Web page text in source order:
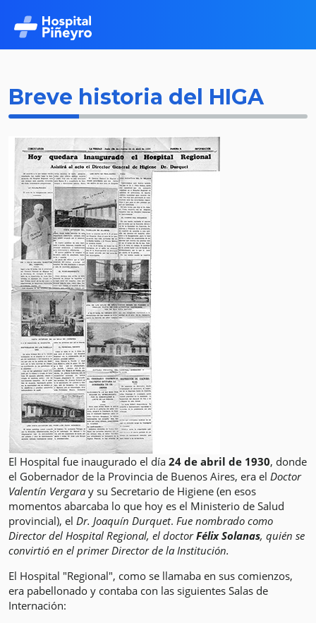
Breve historia del HIGA
El Hospital fue inaugurado el dí­a 24 de abril de 1930, donde
el Gobernador de la Provincia de Buenos Aires, era el Doctor
Valentí­n Vergara y su Secretari­o de Higiene (en esos
momentos abarcaba lo que hoy es el Ministerio de Salud
provincial), el Dr. Joaquí­n Durquet. Fue nombrado como
Director del Hospital Regional, el doctorFélix Solanas, quién se
convirtió en el primer Director de la Institución.
El Hospital "Regional", como se llamaba en sus comienzos,
era pabellonado y contaba con las siguientes Salas de
Internación: